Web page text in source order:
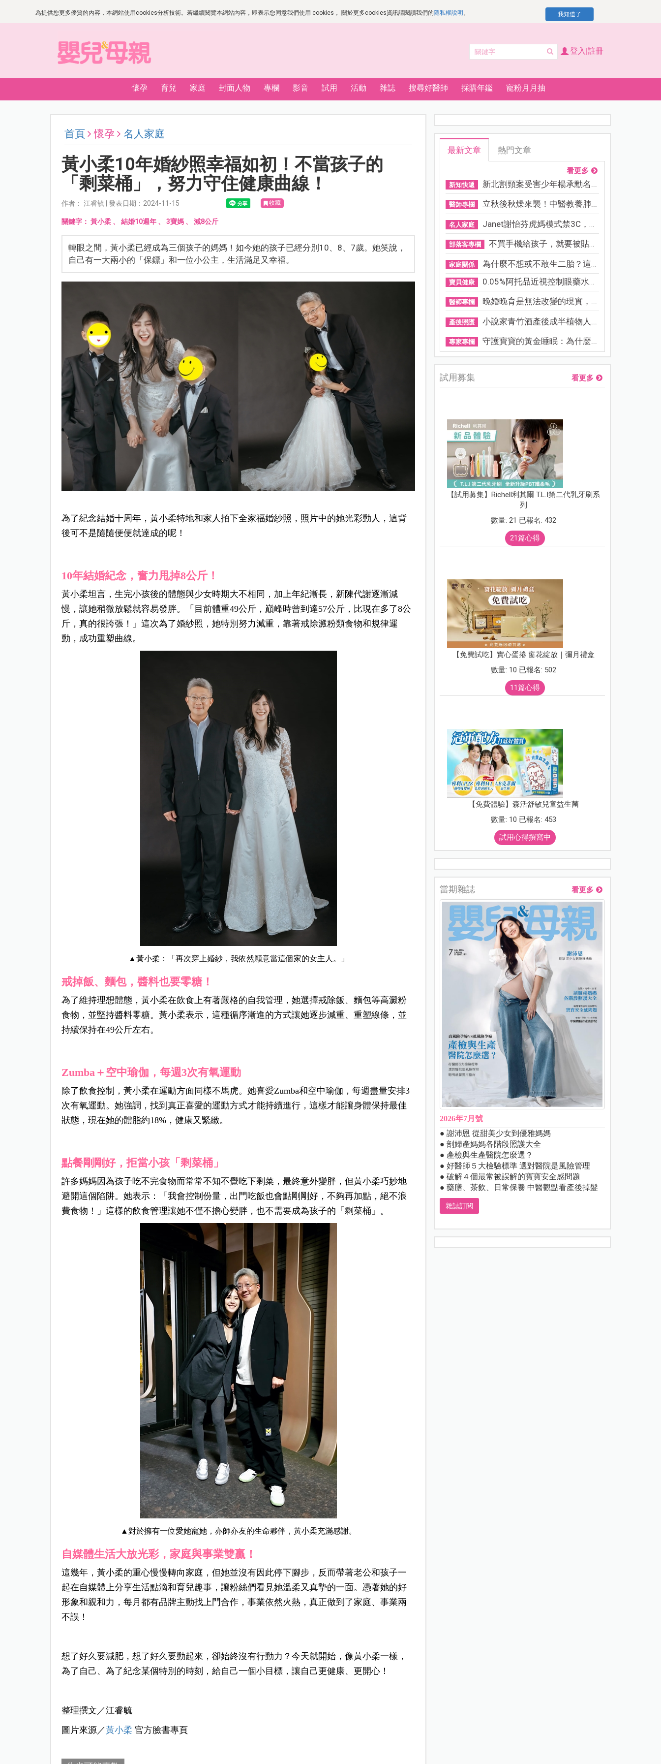
為提供您更多優質的內容，本網站使用cookies分析技術。若繼續閱覽本網站內容，即表示您同意我們使用 cookies， 關於更多cookies資訊請閱讀我們的隱私權說明 。 我知道了
登入|註冊
懷孕 育兒 家庭 封面人物 專欄 影音 試用 活動 雜誌 搜尋好醫師 採購年鑑 寵粉月月抽
首頁 懷孕 名人家庭
黃小柔10年婚紗照幸福如初！不當孩子的
「剩菜桶」，努力守住健康曲線！
作者： 江睿毓 | 發表日期：2024-11-15 收藏
關鍵字： 黃小柔、 結婚10週年、 3寶媽、 減8公斤
轉眼之間，黃小柔已經成為三個孩子的媽媽！如今她的孩子已經分別10、8、7歲。她笑說，
自己有一大兩小的「保鏢」和一位小公主，生活滿足又幸福。
為了紀念結婚十周年，黃小柔特地和家人拍下全家福婚紗照，照片中的她光彩動人，這背
後可不是隨隨便便就達成的呢！
10年結婚紀念，奮力甩掉8公斤！
黃小柔坦言，生完小孩後的體態與少女時期大不相同，加上年紀漸長，新陳代謝逐漸減
慢，讓她稍微放鬆就容易發胖。「目前體重49公斤，巔峰時曾到達57公斤，比現在多了8公
斤，真的很誇張！」這次為了婚紗照，她特別努力減重，靠著戒除澱粉類食物和規律運
動，成功重塑曲線。
▲黃小柔：「 再次穿上婚紗，我依然願意當這個家的女主人。」
戒掉飯、麵包，醬料也要零糖！
為了維持理想體態，黃小柔在飲食上有著嚴格的自我管理，她選擇戒除飯、麵包等高澱粉
食物，並堅持醬料零糖。黃小柔表示，這種循序漸進的方式讓她逐步減重、重塑線條，並
持續保持在49公斤左右。
Zumba＋ 空中瑜伽，每週3次有氧運動
除了飲食控制，黃小柔在運動方面同樣不馬虎。她喜愛Zumba和空中瑜伽，每週盡量安排3
次有氧運動。她強調，找到真正喜愛的運動方式才能持續進行，這樣才能讓身體保持最佳
狀態，現在她的體脂約18%，健康又緊緻。
點餐剛剛好，拒當小孩「剩菜桶」
許多媽媽因為孩子吃不完食物而常常不知不覺吃下剩菜，最終意外變胖，但黃小柔巧妙地
避開這個陷阱。她表示：「我會控制份量，出門吃飯也會點剛剛好，不夠再加點，絕不浪
費食物！」這樣的飲食管理讓她不僅不擔心變胖，也不需要成為孩子的「剩菜桶」。
▲對於擁有一位愛她寵她，亦師亦友的生命夥伴，黃小柔充滿感謝。
自媒體生活大放光彩， 家庭與事業雙贏！
這幾年，黃小柔的重心慢慢轉向家庭，但她並沒有因此停下腳步，反而帶著老公和孩子一
起在自媒體上分享生活點滴和育兒趣事，讓粉絲們看見她溫柔又真摯的一面。憑著她的好
形象和親和力，每月都有品牌主動找上門合作，事業依然火熱，真正做到了家庭、事業兩
不誤！
想了好久要減肥，想了好久要動起來，卻始終沒有行動力？今天就開始，像黃小柔一樣，
為了自己、為了紀念某個特別的時刻，給自己一個小目標，讓自己更健康、更開心！
整理撰文／江睿毓
圖片來源／黃小柔 官方臉書專頁
最新文章 熱門文章
看更多
新知快遞 新北割頸案受害少年楊承勳名...
醫師專欄 立秋後秋燥來襲！中醫教養肺...
名人家庭 Janet謝怡芬虎媽模式禁3C，看...
部落客專欄 不買手機給孩子，就要被貼「...
家庭關係 為什麼不想或不敢生二胎？這8...
寶貝健康 0.05%阿托品近視控制眼藥水納...
醫師專欄 晚婚晚育是無法改變的現實，...
產後照護 小說家青竹酒產後成半植物人...
專家專欄 守護寶寶的黃金睡眠：為什麼...
試用募集 看更多
【試用募集】Richell利其爾 T.L.I第二代乳牙刷系
列
數量: 21 已報名: 432
21篇心得
【免費試吃】實心蛋捲 窗花綻放｜彌月禮盒
數量: 10 已報名: 502
11篇心得
【免費體驗】森活舒敏兒童益生菌
數量: 10 已報名: 453
試用心得撰寫中
當期雜誌 看更多
2026年7月號
● 謝沛恩 從甜美少女到優雅媽媽
● 剖婦產媽媽各階段照護大全
● 產檢與生產醫院怎麼選？
● 好醫師５大檢驗標準 選對醫院是風險管理
● 破解４個最常被誤解的寶寶安全感問題
● 藥膳、茶飲、日常保養 中醫觀點看產後掉髮
雜誌訂閱